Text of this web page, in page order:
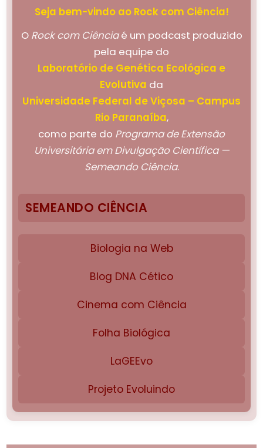
Seja bem-vindo ao Rock com Ciência!
O Rock com Ciênciaé um podcast produzido
pela equipe do
Laboratório de Genética Ecológica e
Evolutiva da
Universidade Federal de Viçosa – Campus
Rio Paranaíba,
como parte do Programa de Extensão
Universitária em Divulgação Científica —
Semeando Ciência.
SEMEANDO CIÊNCIA
Biologia na Web
Blog DNA Cético
Cinema com Ciência
Folha Biológica
LaGEEvo
Projeto Evoluindo